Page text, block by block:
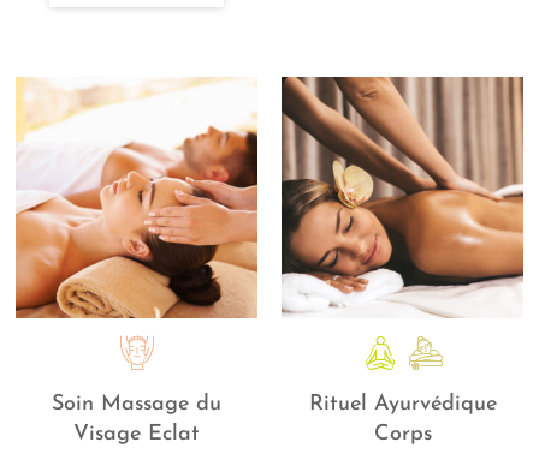
Soin Massage du
Visage Eclat
Rituel Ayurvédique
Corps